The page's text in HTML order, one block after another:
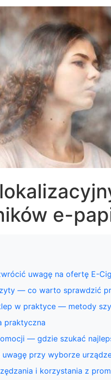
e-
uwagę na ofertę E-
— co warto sprawdzić
w praktyce — metody
praktyczna
— gdzie szukać
przy wyborze
i korzystania z